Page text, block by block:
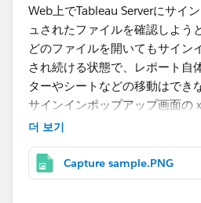
Web上でTableau Serverにサイ
ュされたファイルを確認しよう
どのファイルを開いてもサイン
され続ける状態で、レポート自
ターやシートなどの移動はでき
サインインポップアップ画面の
画面が真っ白になってしまいます
더 보기
Capture sample.PNG